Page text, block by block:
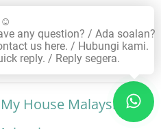
Zero Moving Cost
House Malaysia?
any question? / Ada soalan?
us here. / Hubungi kami.
reply. / Reply segera.